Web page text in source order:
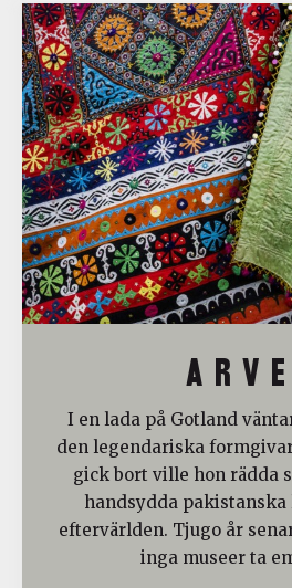
A R V
I en lada på Gotland
den legendariska
gick bort ville hon rädda
handsydda
eftervärlden. Tjugo år
inga museer ta